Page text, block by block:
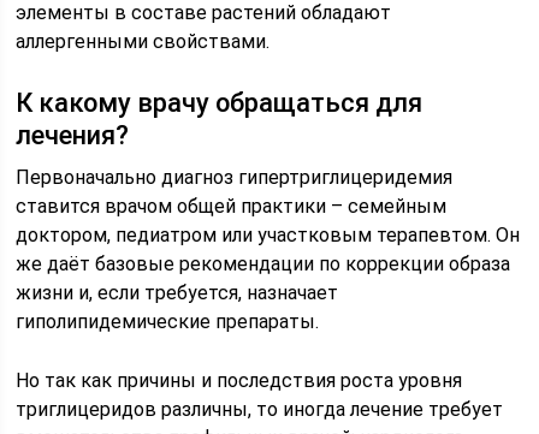
элементы в составе растений обладают
аллергенными свойствами.
К какому врачу обращаться для
лечения?
Первоначально диагноз гипертриглицеридемия
ставится врачом общей практики – семейным
доктором, педиатром или участковым терапевтом. Он
же даёт базовые рекомендации по коррекции образа
жизни и, если требуется, назначает
гиполипидемические препараты.
Но так как причины и последствия роста уровня
триглицеридов различны, то иногда лечение требует